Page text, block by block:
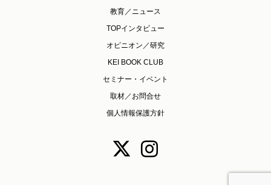
教育／ニュース
TOPインタビュー
オピニオン／研究
KEI BOOK CLUB
セミナー・イベント
取材／お問合せ
個人情報保護方針